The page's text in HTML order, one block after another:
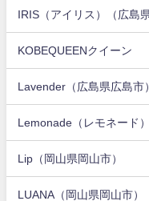
IRIS（アイリス）（広島
KOBEQUEENクイーン
Lavender（広島県広島市
Lemonade（レモネード
Lip（岡山県岡山市）
LUANA（岡山県岡山市）